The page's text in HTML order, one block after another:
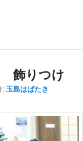
飾りつけ
:玉島はばたき